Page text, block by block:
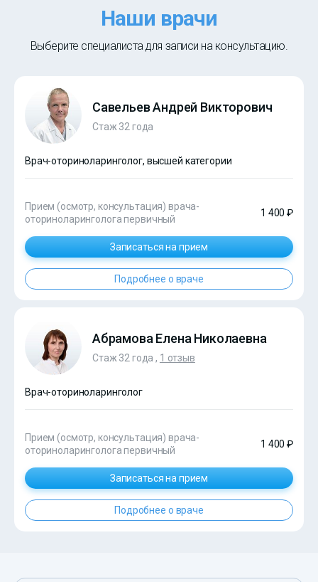
Наши врачи
Выберите специалиста для записи на консультацию.
Савельев Андрей Викторович
Стаж 32 года
Врач-оториноларинголог, высшей категории
Прием (осмотр, консультация) врача-
оториноларинголога первичный
1 400 ₽
Записаться на прием
Подробнее о враче
Абрамова Елена Николаевна
Стаж 32 года , 1 отзыв
Врач-оториноларинголог
Прием (осмотр, консультация) врача-
оториноларинголога первичный
1 400 ₽
Записаться на прием
Подробнее о враче